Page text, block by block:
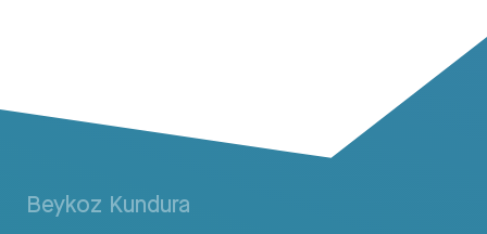
Beykoz Kundura